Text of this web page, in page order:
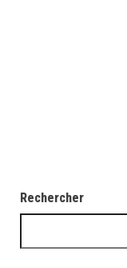
Rechercher